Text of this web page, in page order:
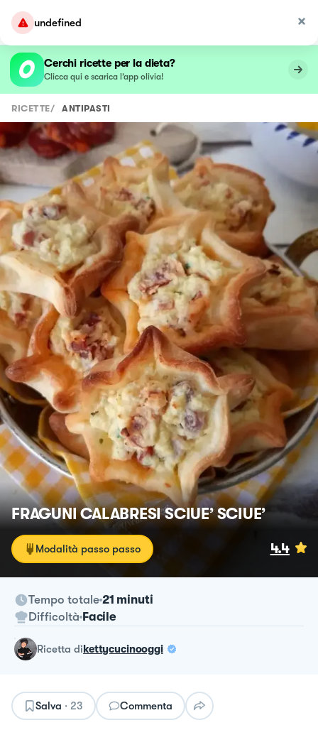
undefined
Cerchi ricette per la dieta?
Clicca qui e scarica l’app olivia!
RICETTE/ ANTIPASTI
FRAGUNI CALABRESI SCIUE’ SCIUE’
Modalità passo passo 4.4
Tempo totale 21 minuti
Difficoltà Facile
ricetta dikettycucinooggi
Salva · 23 Commenta